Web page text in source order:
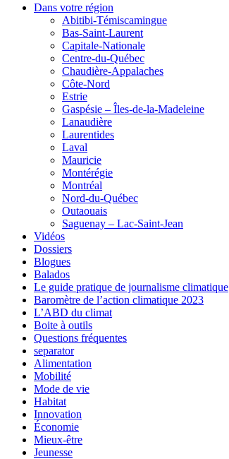
Dans votre région
Abitibi-Témiscamingue
Bas-Saint-Laurent
Capitale-Nationale
Centre-du-Québec
Chaudière-Appalaches
Côte-Nord
Estrie
Gaspésie – Îles-de-la-Madeleine
Lanaudière
Laurentides
Laval
Mauricie
Montérégie
Montréal
Nord-du-Québec
Outaouais
Saguenay – Lac-Saint-Jean
Vidéos
Dossiers
Blogues
Balados
Le guide pratique de journalisme climatique
Baromètre de l’action climatique 2023
L’ABD du climat
Boite à outils
Questions fréquentes
separator
Alimentation
Mobilité
Mode de vie
Habitat
Innovation
Économie
Mieux-être
Jeunesse